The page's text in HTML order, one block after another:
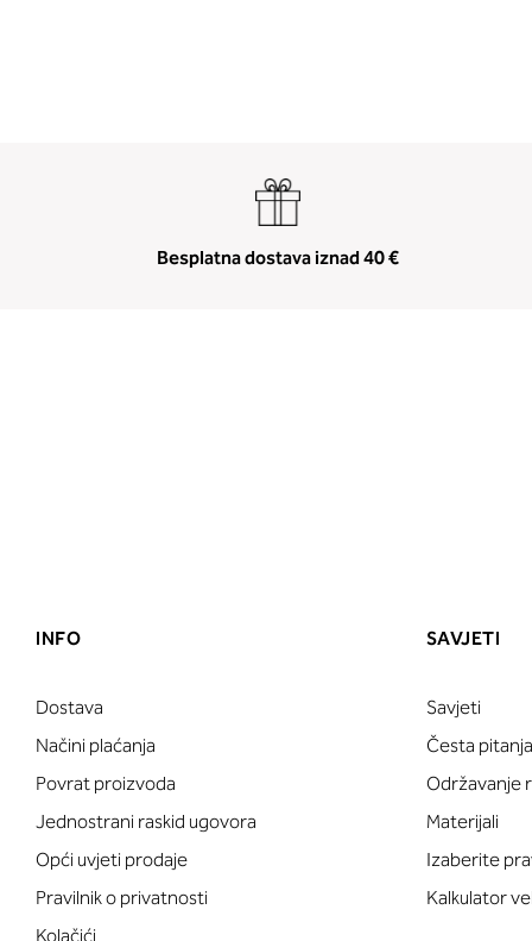
Besplatna dostava iznad 40 €
INFO
Dostava
Načini plaćanja
Povrat proizvoda
Jednostrani raskid ugovora
Opći uvjeti prodaje
Pravilnik o privatnosti
Kolačići
SAVJETI
Savjeti
Česta pitanja
Održavanje
Materijali
Izaberite
Kalkulator